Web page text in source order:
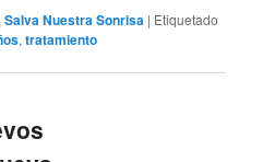
,Salva Nuestra Sonrisa | Etiquetado
,tratamiento